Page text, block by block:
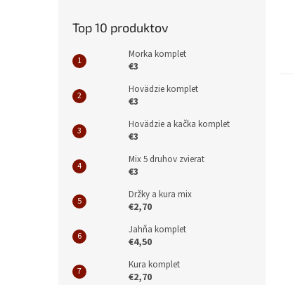
Top 10 produktov
Morka komplet
€3
Hovädzie komplet
€3
Hovädzie a kačka komplet
€3
Mix 5 druhov zvierat
€3
Držky a kura mix
€2,70
Jahňa komplet
€4,50
Kura komplet
€2,70